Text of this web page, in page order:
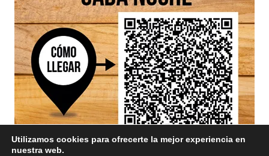
Utilizamos cookies para ofrecerte la mejor experiencia en
nuestra web.